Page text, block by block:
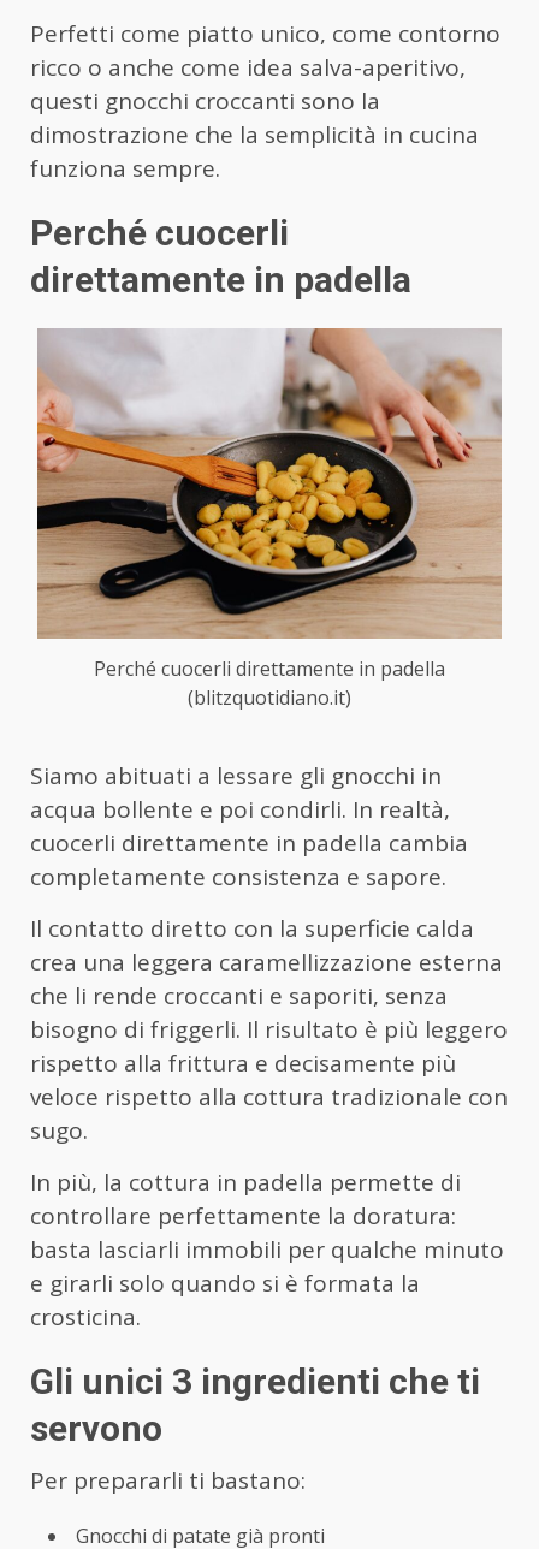
Perfetti come piatto unico, come contorno
ricco o anche come idea salva-aperitivo,
questi gnocchi croccanti sono la
dimostrazione che la semplicità in cucina
funziona sempre.
Perché cuocerli
direttamente in padella
Perché cuocerli direttamente in padella
(blitzquotidiano.it)
Siamo abituati a lessare gli gnocchi in
acqua bollente e poi condirli. In realtà,
cuocerli direttamente in padella cambia
completamente consistenza e sapore.
Il contatto diretto con la superficie calda
crea una leggera caramellizzazione esterna
che li rende croccanti e saporiti, senza
bisogno di friggerli. Il risultato è più leggero
rispetto alla frittura e decisamente più
veloce rispetto alla cottura tradizionale con
sugo.
In più, la cottura in padella permette di
controllare perfettamente la doratura:
basta lasciarli immobili per qualche minuto
e girarli solo quando si è formata la
crosticina.
Gli unici 3 ingredienti che ti
servono
Per prepararli ti bastano:
Gnocchi di patate già pronti